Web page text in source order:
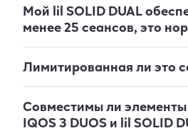
Мой lil SOLID DUAL
менее 25 сеансов, это
Лимитированная ли это
Совместимы ли элементы
IQOS 3 DUOS и lil SOLID